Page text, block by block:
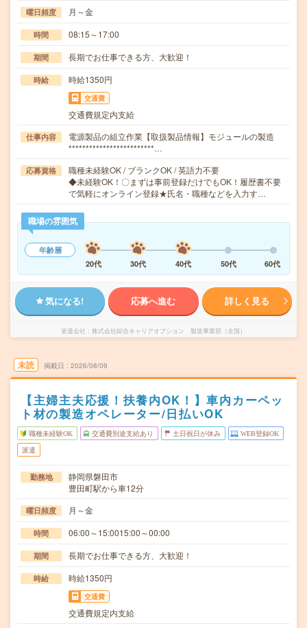
曜日頻度 月～金
時間 08:15～17:00
期間 長期でお仕事できる方、大歓迎！
時給 時給1350円
交通費
交通費規定内支給
仕事内容
電源製品の組立作業【取扱製品情報】モジュールの製造
*************************…
応募資格
職種未経験OK / ブランクOK / 英語力不要
◆未経験OK！〇まずは事前登録だけでもOK！履歴書不要
で気軽にオンライン登録★氏名・職種などを入力す…
職場の雰囲気
年齢層
20代
30代 40代 50代 60代
気になる! 応募へ進む 詳しく見る
派遣会社 株式会社綜合キャリアオプション 製造事業部（全国）
未読 掲載日 2026/08/09
【主婦主夫応援！扶養内OK！】車内カーペッ
ト材の製造オペレーター/日払いOK
職種未経験OK 交通費別途支給あり 土日祝日が休み WEB登録OK
派遣
勤務地
静岡県磐田市
豊田町駅から車12分
曜日頻度 月～金
時間 06:00～15:0015:00～00:00
期間 長期でお仕事できる方、大歓迎！
時給 時給1350円
交通費
交通費規定内支給